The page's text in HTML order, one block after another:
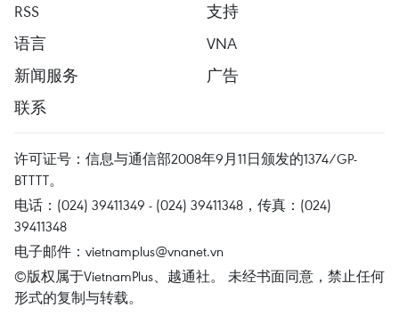
RSS
支持
语言
VNA
新闻服务
广告
联系
许可证号：信息与通信部2008年9月11日颁发的1374/GP-
BTTTT。
电话：(024) 39411349 - (024) 39411348，传真：(024)
39411348
电子邮件： vietnamplus@vnanet.vn
©版权属于VietnamPlus、越通社。 未经书面同意，禁止任何
形式的复制与转载。